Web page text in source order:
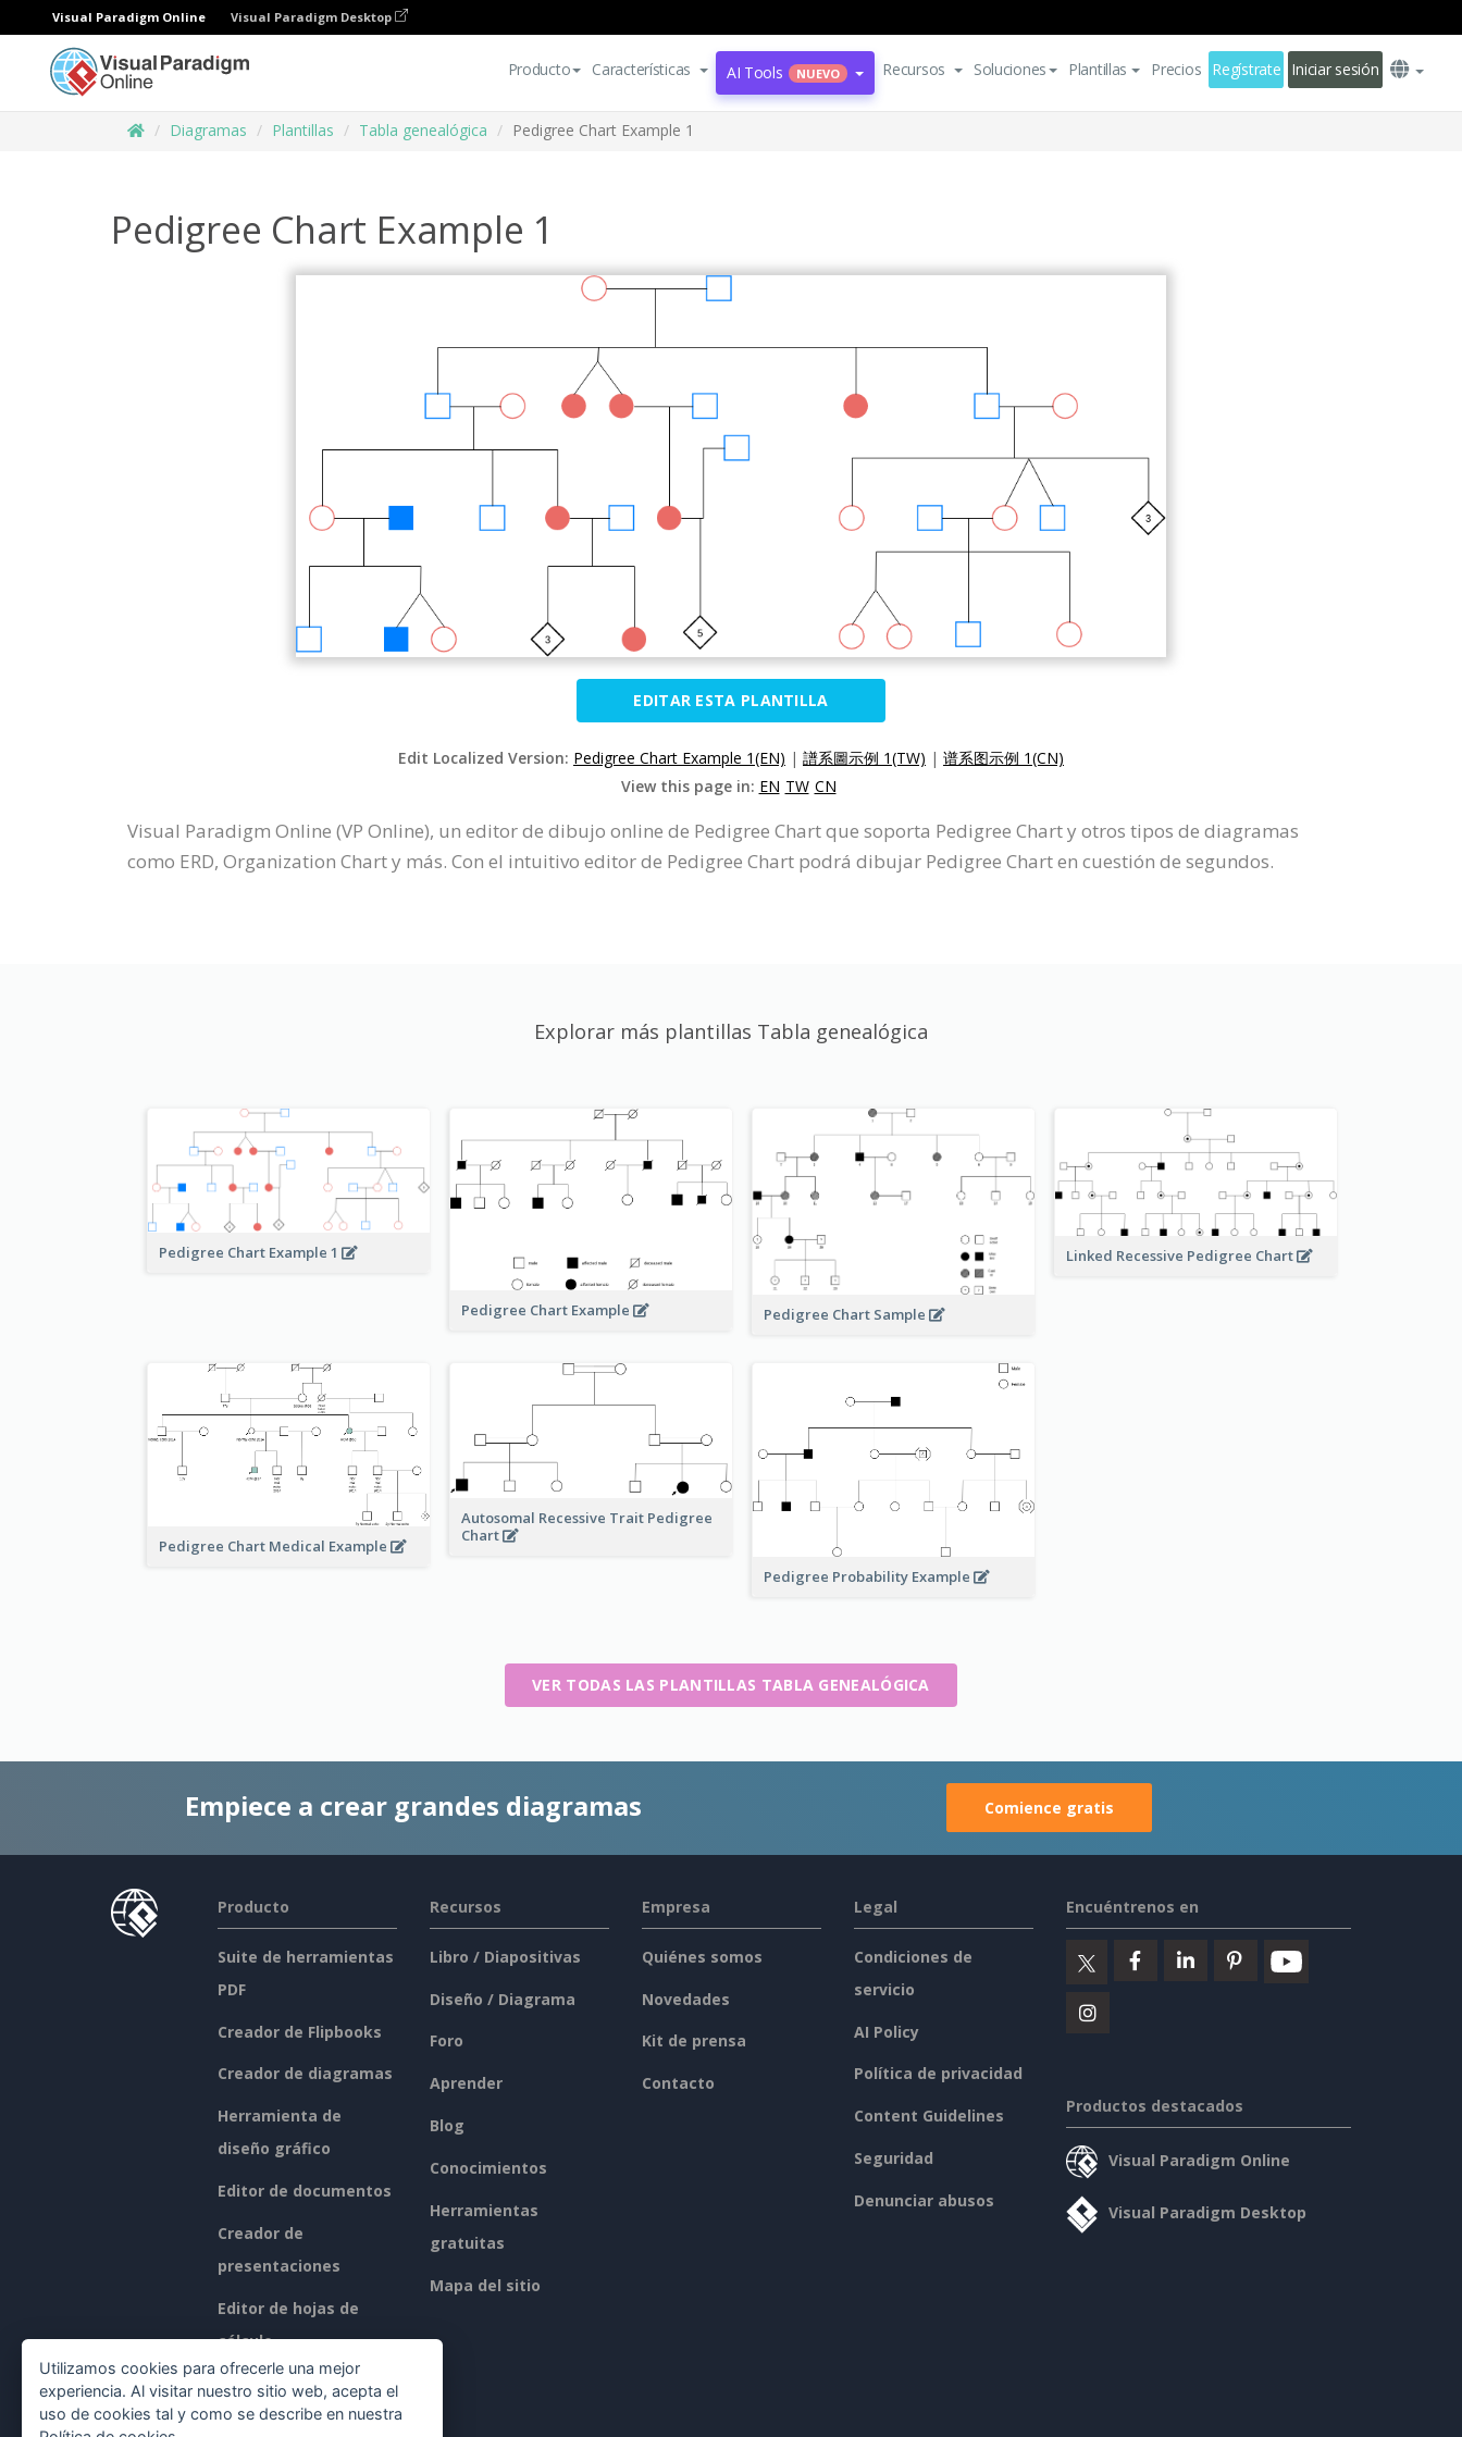
Visual Paradigm Online Visual Paradigm Desktop
Producto Características AI Tools NUEVO Recursos Soluciones Plantillas Precios Regístrate Iniciar sesión
Diagramas Plantillas Tabla genealógica Pedigree Chart Example 1
Pedigree Chart Example 1
EDITAR ESTA PLANTILLA
Edit Localized Version: Pedigree Chart Example 1(EN) | 譜系圖示例 1(TW) | 谱系图示例 1(CN)
View this page in: EN TW CN
Visual Paradigm Online (VP Online), un editor de dibujo online de Pedigree Chart que soporta Pedigree Chart y otros tipos de diagramas
como ERD, Organization Chart y más. Con el intuitivo editor de Pedigree Chart podrá dibujar Pedigree Chart en cuestión de segundos.
Explorar más plantillas Tabla genealógica
Pedigree Chart Example 1
Pedigree Chart Example Pedigree Chart Sample
Linked Recessive Pedigree Chart
Pedigree Chart Medical Example
Autosomal Recessive Trait Pedigree
Chart
Pedigree Probability Example
VER TODAS LAS PLANTILLAS TABLA GENEALÓGICA
Empiece a crear grandes diagramas Comience gratis
Producto
Suite de herramientas
PDF
Creador de Flipbooks
Creador de diagramas
Herramienta de
diseño gráfico
Editor de documentos
Creador de
presentaciones
Editor de hojas de
cálculo
Precios
Recursos
Libro / Diapositivas
Diseño / Diagrama
Foro
Aprender
Blog
Conocimientos
Herramientas
gratuitas
Mapa del sitio
Empresa
Quiénes somos
Novedades
Kit de prensa
Contacto
Legal
Condiciones de
servicio
AI Policy
Política de privacidad
Content Guidelines
Seguridad
Denunciar abusos
Encuéntrenos en
Productos destacados
Visual Paradigm Online
Visual Paradigm Desktop
Utilizamos cookies para ofrecerle una mejor
experiencia. Al visitar nuestro sitio web, acepta el
uso de cookies tal y como se describe en nuestra